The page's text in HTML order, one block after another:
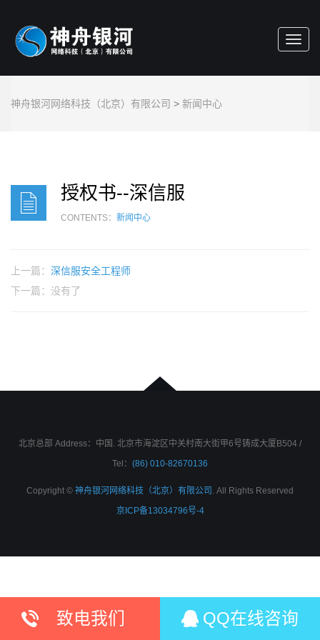
神舟银河网络科技（北京）有限公司 > 新闻中心
授权书--深信服
CONTENTS： 新闻中心
上一篇： 深信服安全工程师
下一篇：没有了
北京总部 Address：中国. 北京市海淀区中关村南大街甲6号铸成大厦B504 /
Tel： (86) 010-82670136
Copyright © 神舟银河网络科技（北京）有限公司 . All Rights Reserved
京ICP备13034796号-4
致电我们 QQ在线咨询